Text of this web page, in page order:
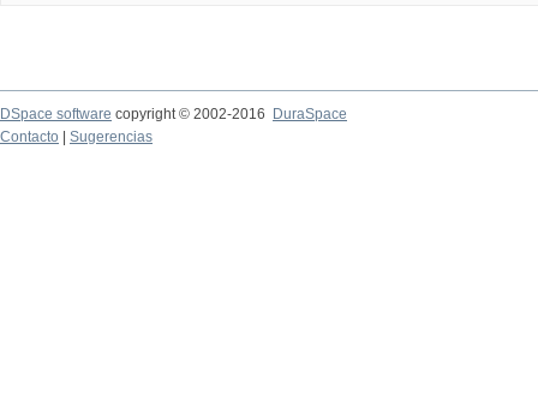
DSpace software copyright © 2002-2016
DuraSpace
Contacto
Sugerencias